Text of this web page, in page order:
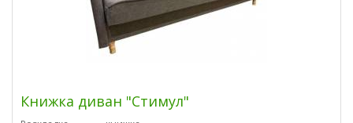
Книжка диван "Стимул"